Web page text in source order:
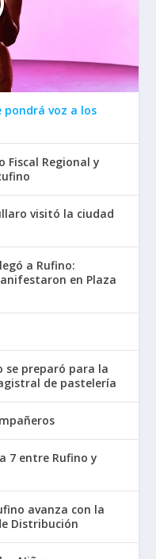
pondrá voz a los
Fiscal Regional y
visitó la ciudad
a Rufino:
en Plaza
se preparó para la
de pastelería
7 entre Rufino y
avanza con la
Distribución